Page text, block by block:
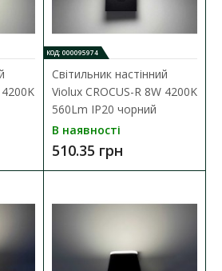
ДО КОШИКА
В порівняння
В закладки
КОД: 000095974
Світильник настінний
Violux CROCUS-R 8W 4200K
560Lm IP20 чорний
В наявності
510.35 грн